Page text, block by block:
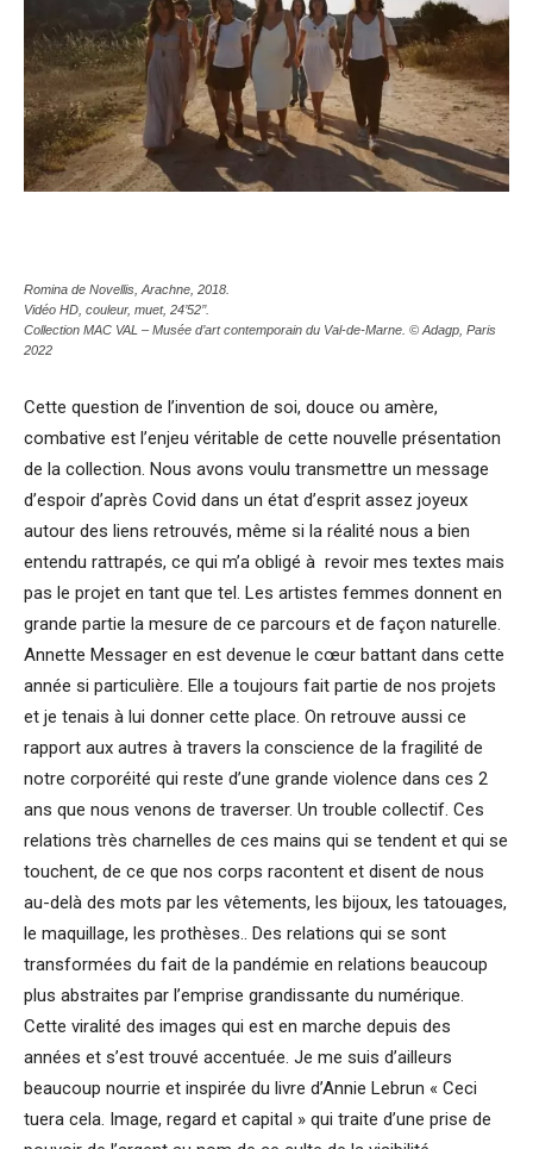
Romina de Novellis, Arachne , 2018.
Vidéo HD, couleur, muet, 24’52’’.
Collection MAC VAL – Musée d’art contemporain du Val-de-Marne. © Adagp, Paris
2022
Cette question de l’invention de soi, douce ou amère,
combative est l’enjeu véritable de cette nouvelle présentation
de la collection. Nous avons voulu transmettre un message
d’espoir d’après Covid dans un état d’esprit assez joyeux
autour des liens retrouvés, même si la réalité nous a bien
entendu rattrapés, ce qui m’a obligé à revoir mes textes mais
pas le projet en tant que tel. Les artistes femmes donnent en
grande partie la mesure de ce parcours et de façon naturelle.
Annette Messager en est devenue le cœur battant dans cette
année si particulière. Elle a toujours fait partie de nos projets
et je tenais à lui donner cette place. On retrouve aussi ce
rapport aux autres à travers la conscience de la fragilité de
notre corporéité qui reste d’une grande violence dans ces 2
ans que nous venons de traverser. Un trouble collectif. Ces
relations très charnelles de ces mains qui se tendent et qui se
touchent, de ce que nos corps racontent et disent de nous
au-delà des mots par les vêtements, les bijoux, les tatouages,
le maquillage, les prothèses.. Des relations qui se sont
transformées du fait de la pandémie en relations beaucoup
plus abstraites par l’emprise grandissante du numérique.
Cette viralité des images qui est en marche depuis des
années et s’est trouvé accentuée. Je me suis d’ailleurs
beaucoup nourrie et inspirée du livre d’Annie Lebrun « Ceci
tuera cela. Image, regard et capital » qui traite d’une prise de